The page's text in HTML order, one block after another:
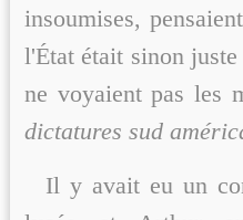
insoumises,
l'État était sinon
ne voyaient pas les
dictatures sud
Il y avait eu un